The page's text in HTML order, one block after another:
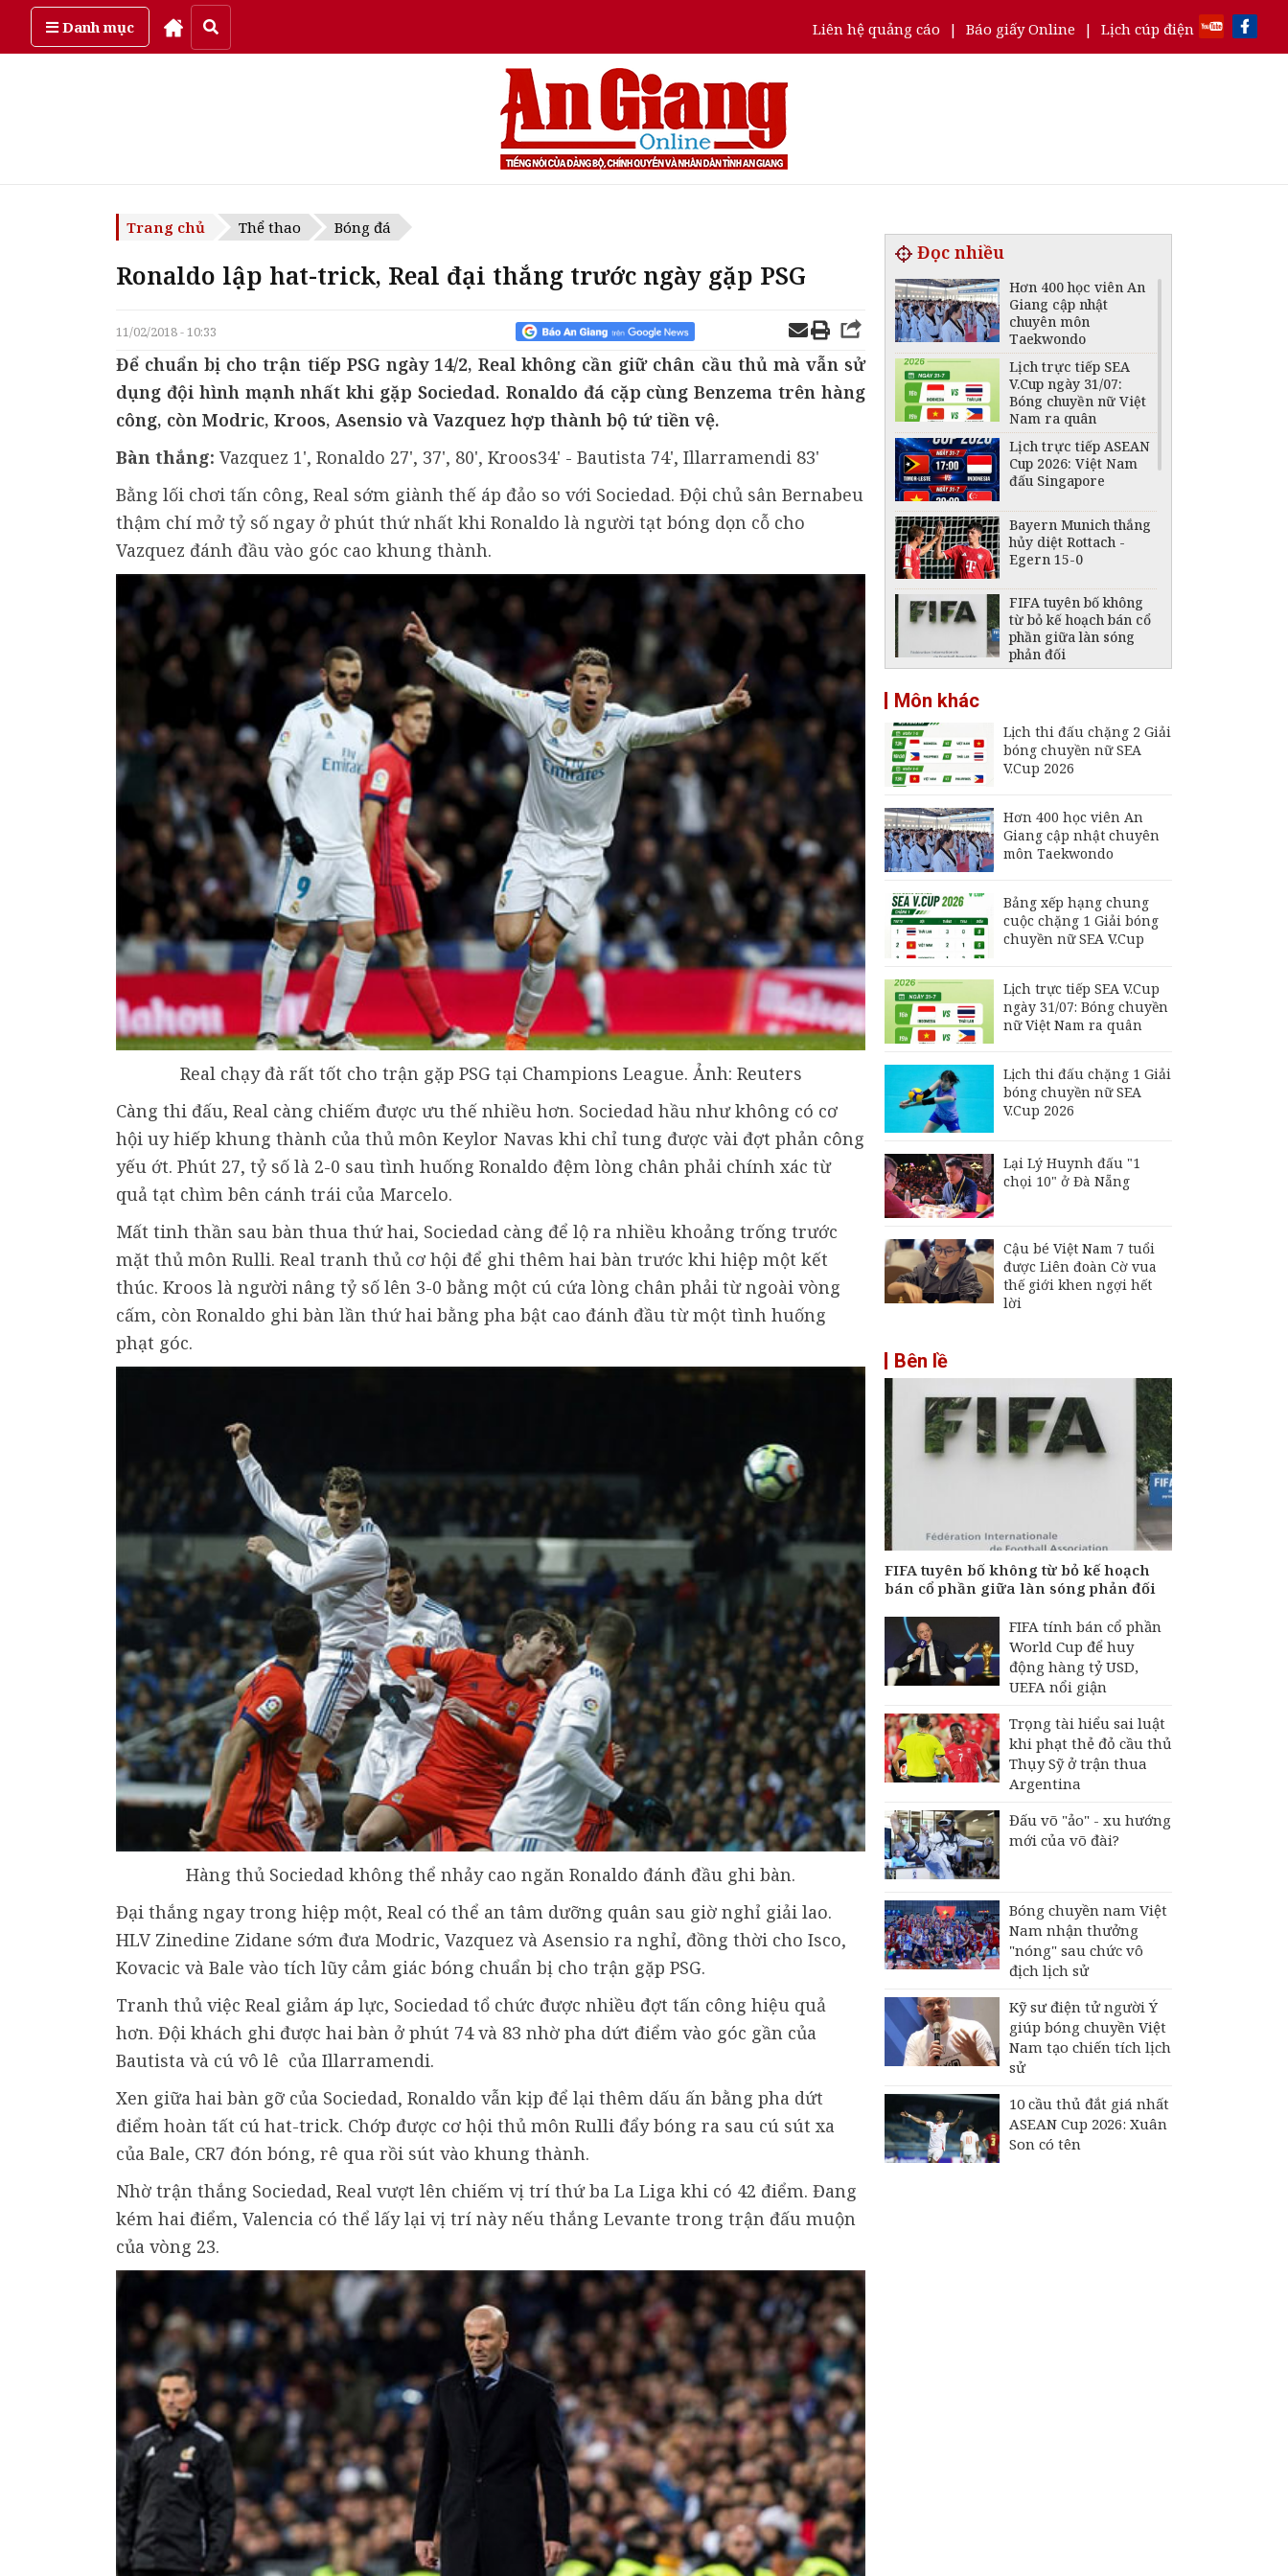
Danh mục Liên hệ quảng cáo | Báo giấy Online | Lịch cúp điện
Thứ năm, ngày 6/08/2026
Trang chủ Thể thao Bóng đá
Ronaldo lập hat-trick, Real đại thắng trước ngày gặp PSG
11/02/2018 - 10:33
Để chuẩn bị cho trận tiếp PSG ngày 14/2, Real không cần giữ chân cầu thủ mà vẫn sử
dụng đội hình mạnh nhất khi gặp Sociedad. Ronaldo đá cặp cùng Benzema trên hàng
công, còn Modric, Kroos, Asensio và Vazquez hợp thành bộ tứ tiền vệ.
Bàn thắng: Vazquez 1', Ronaldo 27', 37', 80', Kroos34' - Bautista 74', Illarramendi 83'
Bằng lối chơi tấn công, Real sớm giành thế áp đảo so với Sociedad. Đội chủ sân Bernabeu
thậm chí mở tỷ số ngay ở phút thứ nhất khi Ronaldo là người tạt bóng dọn cỗ cho
Vazquez đánh đầu vào góc cao khung thành.
Real chạy đà rất tốt cho trận gặp PSG tại Champions League. Ảnh: Reuters
Càng thi đấu, Real càng chiếm được ưu thế nhiều hơn. Sociedad hầu như không có cơ
hội uy hiếp khung thành của thủ môn Keylor Navas khi chỉ tung được vài đợt phản công
yếu ớt. Phút 27, tỷ số là 2-0 sau tình huống Ronaldo đệm lòng chân phải chính xác từ
quả tạt chìm bên cánh trái của Marcelo.
Mất tinh thần sau bàn thua thứ hai, Sociedad càng để lộ ra nhiều khoảng trống trước
mặt thủ môn Rulli. Real tranh thủ cơ hội để ghi thêm hai bàn trước khi hiệp một kết
thúc. Kroos là người nâng tỷ số lên 3-0 bằng một cú cứa lòng chân phải từ ngoài vòng
cấm, còn Ronaldo ghi bàn lần thứ hai bằng pha bật cao đánh đầu từ một tình huống
phạt góc.
Hàng thủ Sociedad không thể nhảy cao ngăn Ronaldo đánh đầu ghi bàn.
Đại thắng ngay trong hiệp một, Real có thể an tâm dưỡng quân sau giờ nghỉ giải lao.
HLV Zinedine Zidane sớm đưa Modric, Vazquez và Asensio ra nghỉ, đồng thời cho Isco,
Kovacic và Bale vào tích lũy cảm giác bóng chuẩn bị cho trận gặp PSG.
Tranh thủ việc Real giảm áp lực, Sociedad tổ chức được nhiều đợt tấn công hiệu quả
hơn. Đội khách ghi được hai bàn ở phút 74 và 83 nhờ pha dứt điểm vào góc gần của
Bautista và cú vô lê của Illarramendi.
Xen giữa hai bàn gỡ của Sociedad, Ronaldo vẫn kịp để lại thêm dấu ấn bằng pha dứt
điểm hoàn tất cú hat-trick. Chớp được cơ hội thủ môn Rulli đẩy bóng ra sau cú sút xa
của Bale, CR7 đón bóng, rê qua rồi sút vào khung thành.
Nhờ trận thắng Sociedad, Real vượt lên chiếm vị trí thứ ba La Liga khi có 42 điểm. Đang
kém hai điểm, Valencia có thể lấy lại vị trí này nếu thắng Levante trong trận đấu muộn
của vòng 23.
Đọc nhiều
Hơn 400 học viên An
Giang cập nhật
chuyên môn
Taekwondo
Lịch trực tiếp SEA
V.Cup ngày 31/07:
Bóng chuyền nữ Việt
Nam ra quân
Lịch trực tiếp ASEAN
Cup 2026: Việt Nam
đấu Singapore
Bayern Munich thắng
hủy diệt Rottach -
Egern 15-0
FIFA tuyên bố không
từ bỏ kế hoạch bán cổ
phần giữa làn sóng
phản đối
cơ hội chiếm ngôi đầu
Lịch trực tiếp ASEAN
Cup 2026 ngày 4/8:
Lan
Lịch trực tiếp ASEAN
Cup 2026 ngày 3/8:
Nam
Đội tuyển Futsal Việt
Nam gây bất ngờ
Đội tuyển Việt Nam
thắng thuyết phục
Indonesia, vươn lên
Môn khác
Lịch thi đấu chặng 2 Giải
bóng chuyền nữ SEA
V.Cup 2026
Hơn 400 học viên An
Giang cập nhật chuyên
môn Taekwondo
Bảng xếp hạng chung
cuộc chặng 1 Giải bóng
chuyền nữ SEA V.Cup
Lịch trực tiếp SEA V.Cup
ngày 31/07: Bóng chuyền
nữ Việt Nam ra quân
Lịch thi đấu chặng 1 Giải
bóng chuyền nữ SEA
V.Cup 2026
Lại Lý Huynh đấu "1
chọi 10" ở Đà Nẵng
Cậu bé Việt Nam 7 tuổi
được Liên đoàn Cờ vua
thế giới khen ngợi hết
lời
Bên lề
FIFA tuyên bố không từ bỏ kế hoạch
bán cổ phần giữa làn sóng phản đối
FIFA tính bán cổ phần
World Cup để huy
động hàng tỷ USD,
UEFA nổi giận
Trọng tài hiểu sai luật
khi phạt thẻ đỏ cầu thủ
Thụy Sỹ ở trận thua
Argentina
Đấu võ "ảo" - xu hướng
mới của võ đài?
Bóng chuyền nam Việt
Nam nhận thưởng
"nóng" sau chức vô
địch lịch sử
Kỹ sư điện tử người Ý
giúp bóng chuyền Việt
Nam tạo chiến tích lịch
sử
10 cầu thủ đắt giá nhất
ASEAN Cup 2026: Xuân
Son có tên